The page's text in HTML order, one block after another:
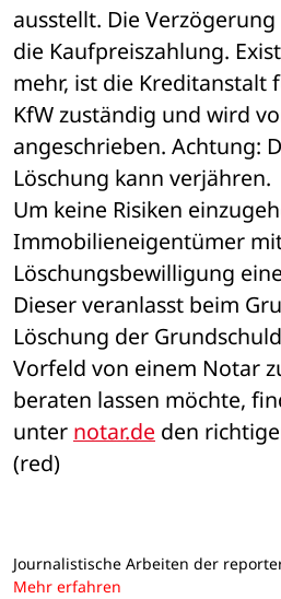
ausstellt. Die
die Kaufpreiszahlung.
mehr, ist die Kreditanstalt
KfW zuständig und wird
angeschrieben. Achtung:
Löschung kann verjähren.
Um keine Risiken
Immobilieneigentümer
Löschungsbewilligung
Dieser veranlasst beim
Löschung der
Vorfeld von einem Notar
beraten lassen möchte,
unter notar.de den
(red)
Journalistische Arbeiten der
Mehr erfahren